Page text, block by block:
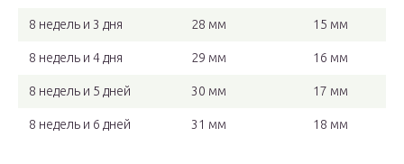
8 недель и 3 дня 28 мм 15 мм
8 недель и 4 дня 29 мм 16 мм
8 недель и 5 дней 30 мм 17 мм
8 недель и 6 дней 31 мм 18 мм